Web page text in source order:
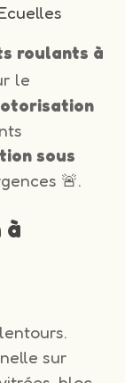
roulants à
le
sous
🚨.
à
sur